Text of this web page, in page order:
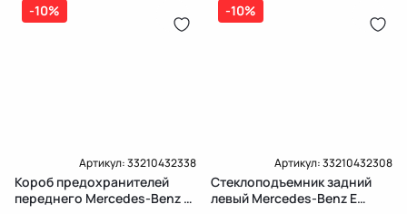
-10%
Артикул:33210432338
Короб предохранителей
переднего Mercedes-Benz E
-10%
Артикул:33210432308
Стеклоподъемник задний
левый Mercedes-Benz E